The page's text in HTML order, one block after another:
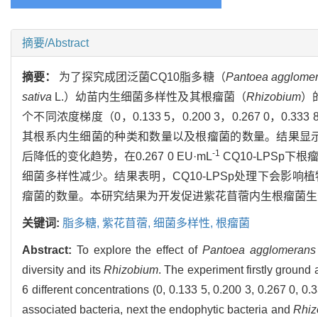
摘要/Abstract
摘要： 为了探究成团泛菌CQ10脂多糖（Pantoea
sativa L.）幼苗内生细菌多样性及其根瘤菌（Rhizobium）
个不同浓度梯度（0，0.133 5，0.200 3，0.267 0，0.333
其根系内生细菌的种类和数量以及根瘤菌的数量。结果
后降低的变化趋势，在0.267 0 EU·mL-1 CQ10-LPSp下根
细菌多样性减少。结果表明，CQ10-LPSp处理下会影响
瘤菌的数量。本研究结果为开发促进紫花苜蓿内生根瘤菌
关键词: 脂多糖, 紫花苜蓿, 细菌多样性, 根瘤菌
Abstract: To explore the effect of Pantoea agglomerans
diversity and itsRhizobium. The experiment firstly ground
6 different concentrations (0, 0.133 5, 0.200 3, 0.267 0,
associated bacteria, next the endophytic bacteria and